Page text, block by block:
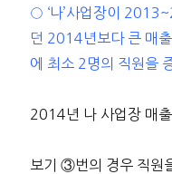
○ ‘나’사업장이
던 2014년보다 큰 매
에 최소 2명의 직원을
2014년 나 사업장 매
보기 ③번의 경우 직원